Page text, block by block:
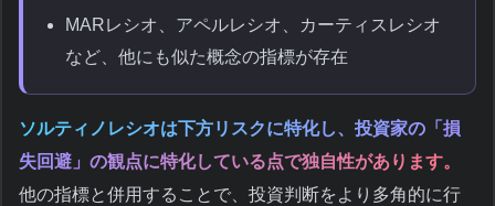
MARレシオ、アペルレシオ、カーティスレシオ
など、他にも似た概念の指標が存在
ソルティノレシオは下方リスクに特化し、投資家の「損
失回避」の観点に特化している点で独自性があります。
他の指標と併用することで、投資判断をより多角的に行